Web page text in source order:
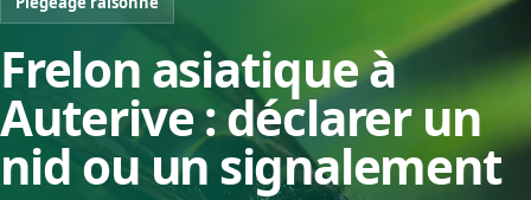
Frelon asiatique à
Auterive : déclarer un
nid ou un signalement